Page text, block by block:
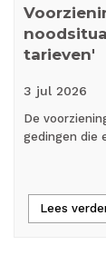
tarieven'
3 jul 2026
De
gedingen die
Lees